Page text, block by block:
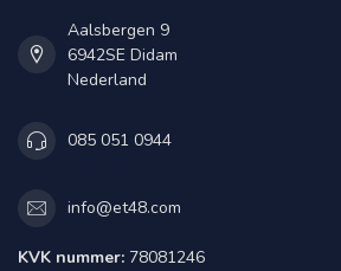
Aalsbergen 9
6942SE Didam
Nederland
085 051 0944
info@et48.com
KVK nummer: 78081246